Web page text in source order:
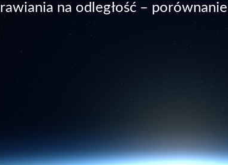
na odległość –